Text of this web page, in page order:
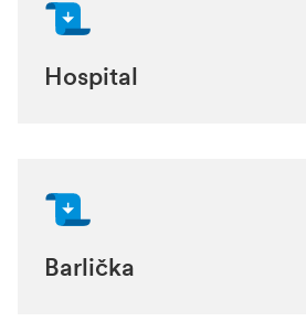
Hospital
Barlička